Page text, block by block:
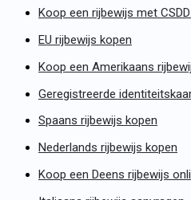
Koop een rijbewijs met
EU rijbewijs kopen
Koop een Amerikaans
Geregistreerde
Spaans rijbewijs kopen
Nederlands rijbewijs kopen
Koop een Deens rijbewijs